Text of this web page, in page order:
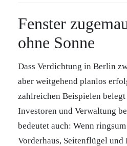
Fenster
ohne Sonne
Dass Verdichtung in Berlin
aber weitgehend planlos
zahlreichen Beispielen
Investoren und Verwaltung
bedeutet auch: Wenn
Vorderhaus, Seitenflügel und